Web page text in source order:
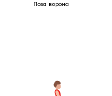
Поза ворона